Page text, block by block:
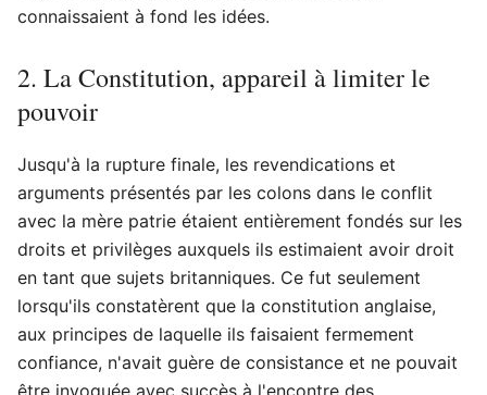
connaissaient à fond les idées.
2. La Constitution, appareil à limiter le
pouvoir
Jusqu'à la rupture finale, les revendications et
arguments présentés par les colons dans le conflit
avec la mère patrie étaient entièrement fondés sur les
droits et privilèges auxquels ils estimaient avoir droit
en tant que sujets britanniques. Ce fut seulement
lorsqu'ils constatèrent que la constitution anglaise,
aux principes de laquelle ils faisaient fermement
confiance, n'avait guère de consistance et ne pouvait
être invoquée avec succès à l'encontre des